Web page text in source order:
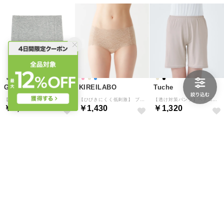
GUNZE
￥1,210
KIREILABO
￥1,430
Tuche
【透け対策パンツ】ペチコート （グレーシュベージュ）
￥1,320